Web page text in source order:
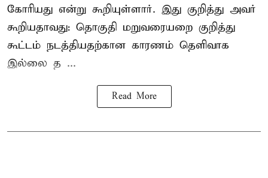
கோரியது என்று கூறியுள்ளார். இது குறித்து அவர்
கூறியதாவது: தொகுதி மறுவரையறை குறித்து
கூட்டம் நடத்தியதற்கான காரணம் தெளிவாக
இல்லை த ...
Read More